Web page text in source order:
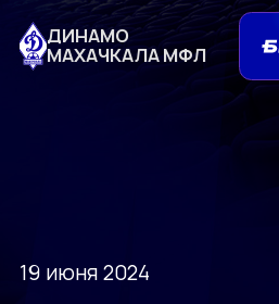
ДИНАМО
МАХАЧКАЛА МФЛ
19 июня 2024